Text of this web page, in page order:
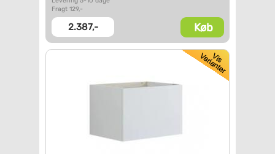
Fragt 129,-
2.387,- Køb